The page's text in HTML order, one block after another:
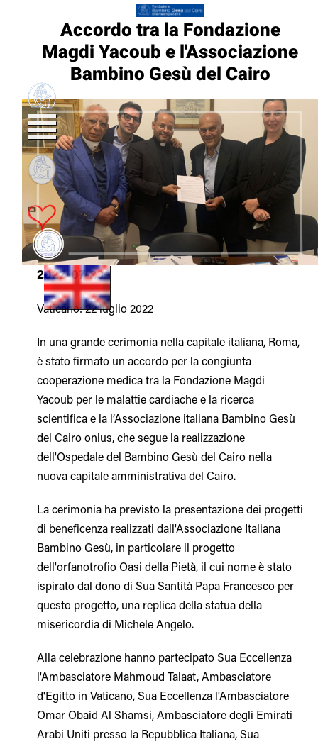
Accordo tra la Fondazione
Magdi Yacoub e l'Associazione
Bambino Gesù del Cairo
2022-07-23
Vaticano: 22 luglio 2022
In una grande cerimonia nella capitale italiana, Roma,
è stato firmato un accordo per la congiunta
cooperazione medica tra la Fondazione Magdi
Yacoub per le malattie cardiache e la ricerca
scientifica e la l’Associazione italiana Bambino Gesù
del Cairo onlus, che segue la realizzazione
dell'Ospedale del Bambino Gesù del Cairo nella
nuova capitale amministrativa del Cairo.
La cerimonia ha previsto la presentazione dei progetti
di beneficenza realizzati dall'Associazione Italiana
Bambino Gesù, in particolare il progetto
dell'orfanotrofio Oasi della Pietà, il cui nome è stato
ispirato dal dono di Sua Santità Papa Francesco per
questo progetto, una replica della statua della
misericordia di Michele Angelo.
Alla celebrazione hanno partecipato Sua Eccellenza
l'Ambasciatore Mahmoud Talaat, Ambasciatore
d'Egitto in Vaticano, Sua Eccellenza l'Ambasciatore
Omar Obaid Al Shamsi, Ambasciatore degli Emirati
Arabi Uniti presso la Repubblica Italiana, Sua